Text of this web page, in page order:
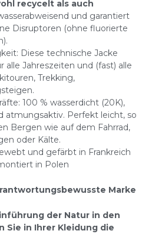
recycelt als auch
und garantiert
Disruptoren (ohne fluorierte
Diese technische Jacke
alle Jahreszeiten und (fast) alle
Trekking,
100 % wasserdicht (20K),
atmungsaktiv. Perfekt leicht, so
Bergen wie auf dem Fahrrad,
oder Kälte.
und gefärbt in Frankreich
in Polen
Marke
der Natur in den
Sie in Ihrer Kleidung die